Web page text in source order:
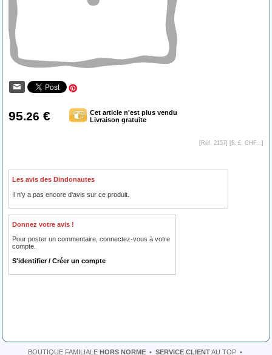
95.26 €
Cet article n'est plus vendu
Livraison gratuite
[Réf. 2157] [$, £, CHF...]
Les avis des Dindonautes
Il n'y a pas encore d'avis sur ce produit.
Donnez votre avis !
Pour poster un commentaire, connectez-vous à votre
compte.
S'identifier / Créer un compte
BOUTIQUE FAMILIALE HORS NORME • SERVICE CLIENTAU TOP •